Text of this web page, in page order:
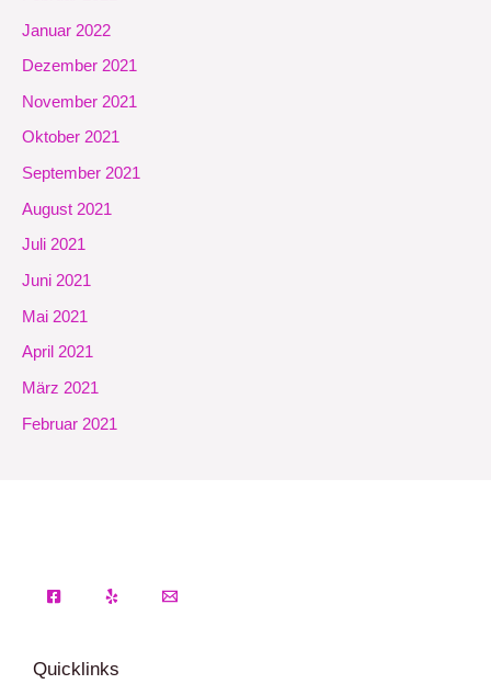
Januar 2022
Dezember 2021
November 2021
Oktober 2021
September 2021
August 2021
Juli 2021
Juni 2021
Mai 2021
April 2021
März 2021
Februar 2021
Quicklinks